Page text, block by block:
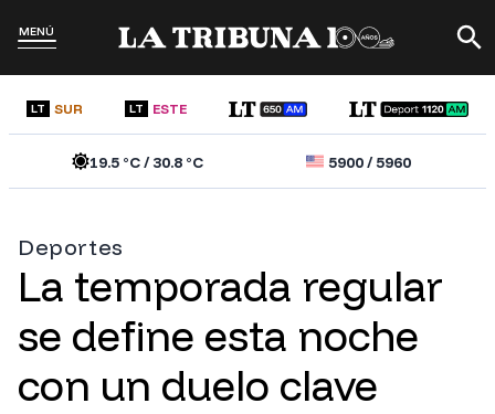
MENÚ
LT SUR LT ESTE
19.5°C /30.8°C 5900/5960
Deportes
La temporada regular
se define esta noche
con un duelo clave